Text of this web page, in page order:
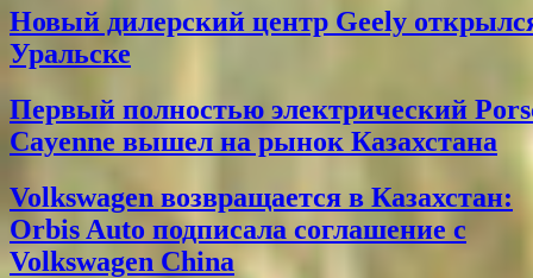
Новый дилерский центр Geely
Уральске
Первый полностью электрический
Cayenne вышел на рынок Казахстана
Volkswagen возвращается в Казахстан:
Orbis Auto подписала соглашение с
Volkswagen China